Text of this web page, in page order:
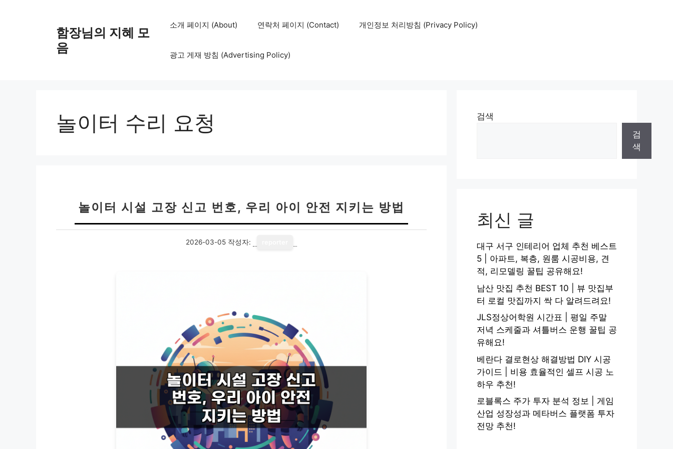
함장님의 지혜 모
음
소개 페이지 (About) 연락처 페이지 (Contact) 개인정보 처리방침 (Privacy Policy)
광고 게재 방침 (Advertising Policy)
놀이터 수리 요청
놀이터 시설 고장 신고 번호, 우리 아이 안전 지키는 방법
2026-03-05 작성자:
검색
검
색
최신 글
대구 서구 인테리어 업체 추천 베스트
5 | 아파트, 복층, 원룸 시공비용, 견
적, 리모델링 꿀팁 공유해요!
남산 맛집 추천 BEST 10 | 뷰 맛집부
터 로컬 맛집까지 싹 다 알려드려요!
JLS정상어학원 시간표 | 평일 주말
저녁 스케줄과 셔틀버스 운행 꿀팁 공
유해요!
베란다 결로현상 해결방법 DIY 시공
가이드 | 비용 효율적인 셀프 시공 노
하우 추천!
로블록스 주가 투자 분석 정보 | 게임
산업 성장성과 메타버스 플랫폼 투자
전망 추천!